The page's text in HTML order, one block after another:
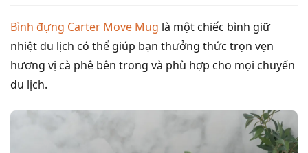
Bình đựng Carter Move Mug là một chiếc bình giữ
nhiệt du lịch có thể giúp bạn thưởng thức trọn vẹn
hương vị cà phê bên trong và phù hợp cho mọi chuyến
du lịch.